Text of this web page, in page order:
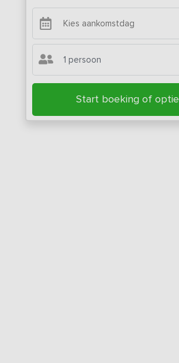
1 persoon
Start boeking of optie